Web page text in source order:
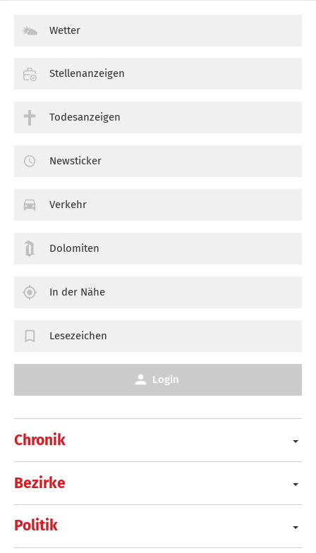
Chronik
Bezirke
Politik
Wetter
Stellenanzeigen
Todesanzeigen
Newsticker
Verkehr
Dolomiten
In der Nähe
Lesezeichen
Login